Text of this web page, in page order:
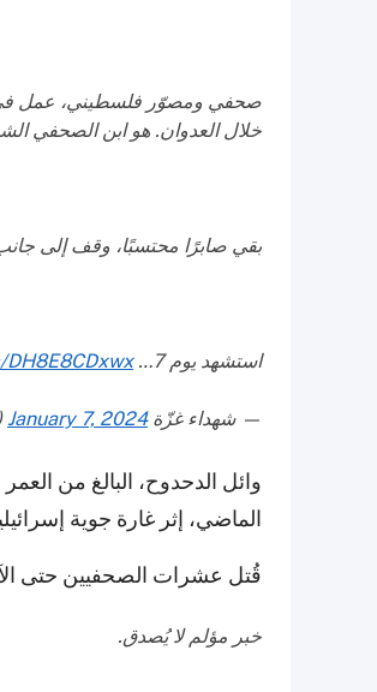
صحفي ومصوّر فلسطيني، عمل في
خلال العدوان. هو ابن الصحفي
بقي صابرًا محتسبًا، وقف إلى جانب
استشهد يوم 7…
— شهداء غزّة Gaza martyrs (@Gaza_Shaheed)January 7, 2024
الماضي، إثر غارة جوية
قُتل عشرات الصحفيين حتى الآن
خبر مؤلم لا يُصدق.